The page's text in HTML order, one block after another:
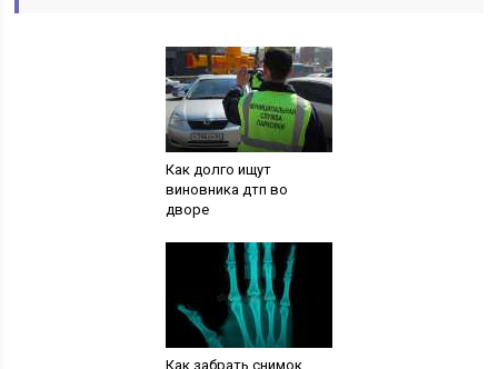
Как долго ищут
виновника дтп во
дворе
Как забрать снимок